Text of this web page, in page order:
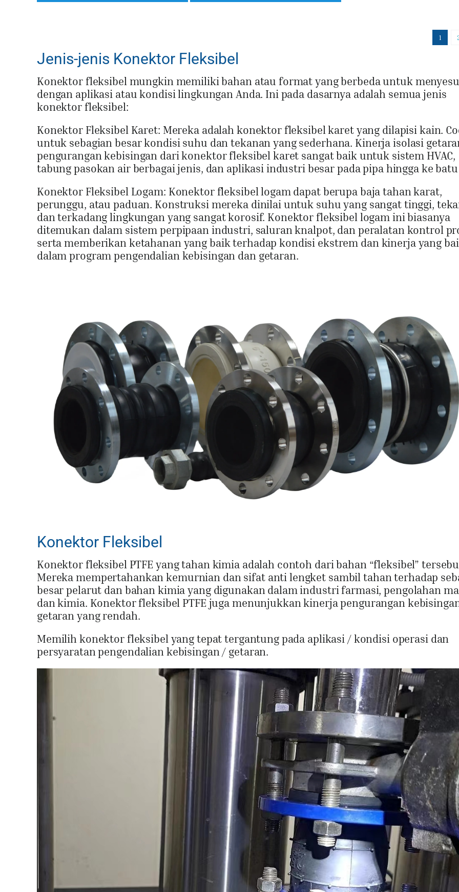
1
Jenis-jenis Konektor Fleksibel
Konektor fleksibel mungkin memiliki bahan atau format yang berbeda untuk
dengan aplikasi atau kondisi lingkungan Anda. Ini pada dasarnya adalah semua jenis
konektor fleksibel:
Konektor Fleksibel Karet: Mereka adalah konektor fleksibel karet yang dilapisi kain.
untuk sebagian besar kondisi suhu dan tekanan yang sederhana. Kinerja isolasi
pengurangan kebisingan dari konektor fleksibel karet sangat baik untuk sistem HVAC,
tabung pasokan air berbagai jenis, dan aplikasi industri besar pada pipa hingga ke batu
Konektor Fleksibel Logam: Konektor fleksibel logam dapat berupa baja tahan karat,
perunggu, atau paduan. Konstruksi mereka dinilai untuk suhu yang sangat tinggi,
dan terkadang lingkungan yang sangat korosif. Konektor fleksibel logam ini biasanya
ditemukan dalam sistem perpipaan industri, saluran knalpot, dan peralatan kontrol
serta memberikan ketahanan yang baik terhadap kondisi ekstrem dan kinerja yang
dalam program pengendalian kebisingan dan getaran.
Konektor Fleksibel
Konektor fleksibel PTFE yang tahan kimia adalah contoh dari bahan “fleksibel”
Mereka mempertahankan kemurnian dan sifat anti lengket sambil tahan terhadap
besar pelarut dan bahan kimia yang digunakan dalam industri farmasi, pengolahan
dan kimia. Konektor fleksibel PTFE juga menunjukkan kinerja pengurangan
getaran yang rendah.
Memilih konektor fleksibel yang tepat tergantung pada aplikasi / kondisi operasi dan
persyaratan pengendalian kebisingan / getaran.